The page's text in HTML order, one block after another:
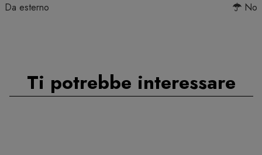
Da esterno
No
Ti potrebbe interessare